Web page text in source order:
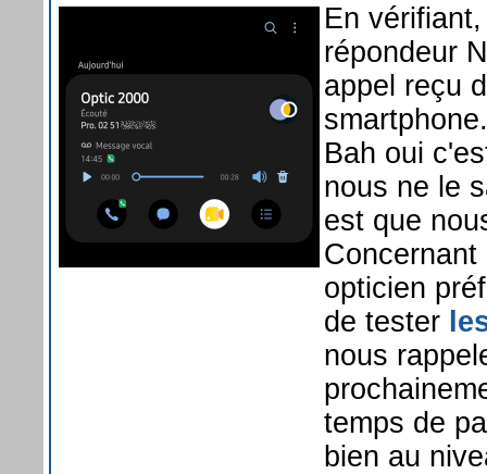
En
répondeur
appel reçu
Bah oui
nous ne le
est que
opticien
de tester
nous
temps de
bien au